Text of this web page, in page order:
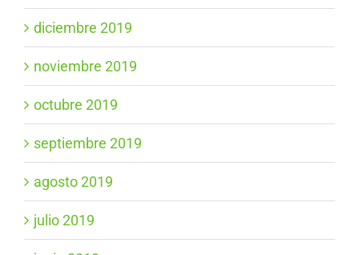
diciembre 2019
noviembre 2019
octubre 2019
septiembre 2019
agosto 2019
julio 2019